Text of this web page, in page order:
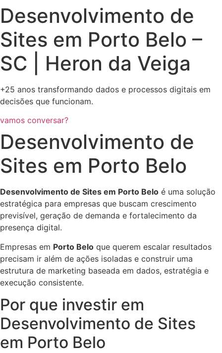
Desenvolvimento de
Sites em Porto Belo –
SC | Heron da Veiga
+25 anos transformando dados e processos digitais em
decisões que funcionam.
vamos conversar?
Desenvolvimento de
Sites em Porto Belo
Desenvolvimento de Sites em Porto Belo é uma solução
estratégica para empresas que buscam crescimento
previsível, geração de demanda e fortalecimento da
presença digital.
Empresas em Porto Belo que querem escalar resultados
precisam ir além de ações isoladas e construir uma
estrutura de marketing baseada em dados, estratégia e
execução consistente.
Por que investir em
Desenvolvimento de Sites
em Porto Belo